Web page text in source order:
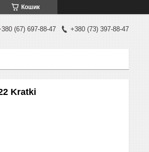
Кошик
(67) 697-88-47 +380 (73) 397-88-47
Kratki